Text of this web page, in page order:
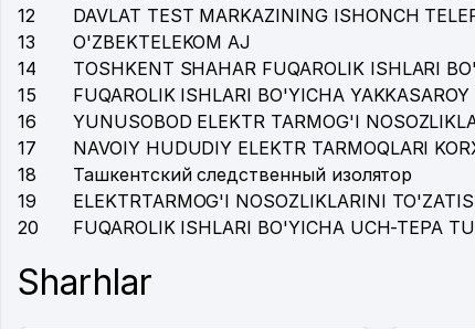
12
DAVLAT TEST MARKAZINING ISHONCH
13
O'ZBEKTELEKOM AJ
14
TOSHKENT SHAHAR FUQAROLIK ISHLARI
15
FUQAROLIK ISHLARI BO'YICHA
16
YUNUSOBOD ELEKTR TARMOG'I
17
NAVOIY HUDUDIY ELEKTR TARMOQLARI
18
Ташкентский следственный изолятор
19
ELEKTRTARMOG'I NOSOZLIKLARINI
20
FUQAROLIK ISHLARI BO'YICHA UCH-TEPA
Sharhlar